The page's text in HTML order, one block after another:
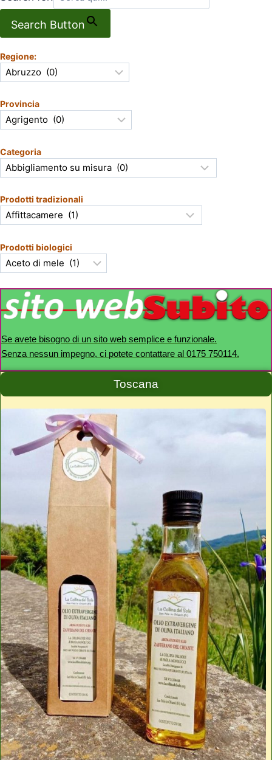
Search Button
Regione:
Provincia
Categoria
Prodotti tradizionali
Prodotti biologici
Se avete bisogno di un sito web semplice e funzionale.
Senza nessun impegno, ci potete contattare al 0175 750114.
Toscana